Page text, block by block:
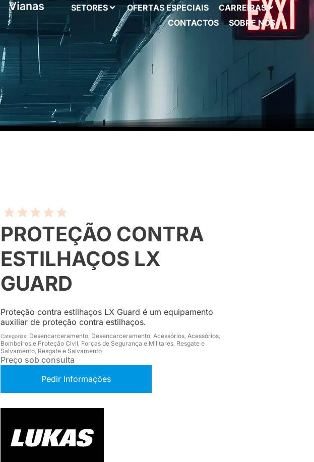
SETORES OFERTAS ESPECIAIS
CARREIRAS
CONTACTOS
SOBRE NÓS
PROTEÇÃO CONTRA
ESTILHAÇOS LX
GUARD
Proteção contra estilhaços LX Guard é um equipamento
auxiliar de proteção contra estilhaços.
Categorias: Desencarceramento, Desencarceramento, Acessórios, Acessórios,
Bombeiros e Proteção Civil, Forças de Segurança e Militares, Resgate e
Salvamento, Resgate e Salvamento
Preço sob consulta
Pedir Informações